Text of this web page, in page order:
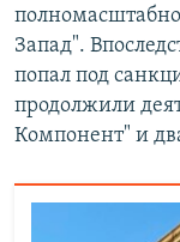
Запад".
попал под
продолжили
Компонент" и